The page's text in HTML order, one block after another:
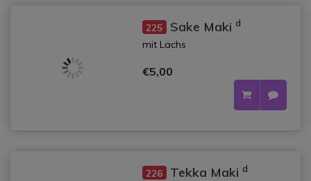
225 Sake Maki d
mit Lachs
€5,00
226 Tekka Maki d